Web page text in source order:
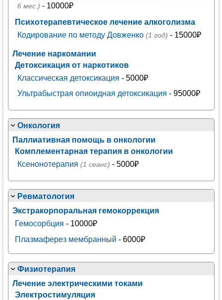
6 мес.) - 10000₽
Психотерапевтическое лечение алкоголизма
Кодирование по методу Довженко (1 год) - 15000₽
Лечение наркомании
Детоксикация от наркотиков
Классическая детоксикация - 5000₽
Ультрабыстрая опиоидная детоксикация - 95000₽
Онкология
Паллиативная помощь в онкологии
Комплементарная терапия в онкологии
Ксенонотерапия (1 сеанс) - 5000₽
Ревматология
Экстракорпоральная гемокоррекция
Гемосорбция - 10000₽
Плазмаферез мембранный - 6000₽
Физиотерапия
Лечение электрическими токами
Электростимуляция